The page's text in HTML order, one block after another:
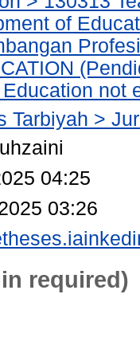
of
not
Tarbiyah >
04:25
03:26
required)